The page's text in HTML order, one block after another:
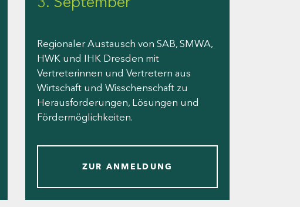
Regionaler Austausch von SAB, SMWA,
HWK und IHK Dresden mit
Vertreterinnen und Vertretern aus
Wirtschaft und Wisschenschaft zu
Herausforderungen, Lösungen und
Fördermöglichkeiten.
ZUR ANMELDUNG